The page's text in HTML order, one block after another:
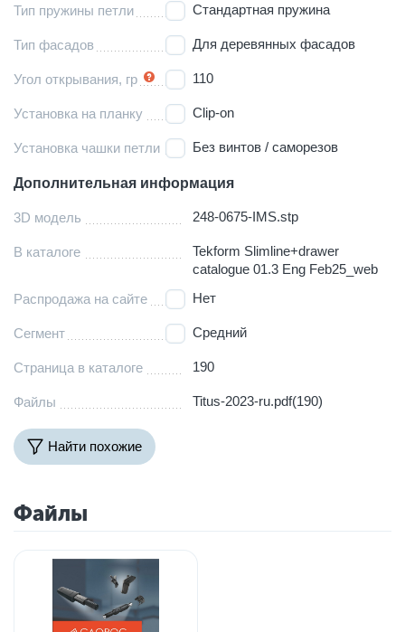
Тип пружины петли Стандартная пружина
Тип фасадов Для деревянных фасадов
Угол открывания, гр 110
Установка на планку Clip-on
Установка чашки петли Без винтов / саморезов
Дополнительная информация
3D модель 248-0675-IMS.stp
В каталоге
Tekform Slimline+drawer
catalogue 01.3 Eng Feb25_web
Распродажа на сайте
Нет
Сегмент Средний
Страница в каталоге 190
Файлы Titus-2023-ru.pdf(190)
Найти похожие
Файлы